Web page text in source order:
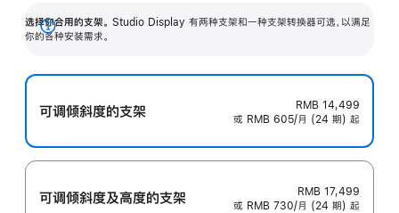
选择你合用的支架。 Studio Display 有两种支架和一种支架转换器可选，以满足
你的各种安装需求。
展
可调倾斜度的支架
RMB 14,499
或 RMB 605/月 (24 期) 起
可调倾斜度及高‍度的支‍架
RMB 17,499
或 RMB 730/月 (24 期) 起